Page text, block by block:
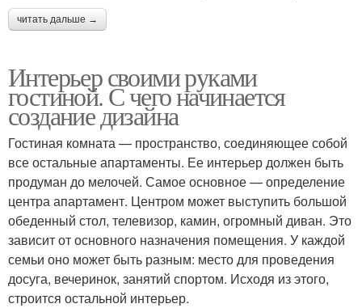
читать дальше →
Интерьер своими руками
гостиной. С чего начинается
создание дизайна
Гостиная комната — пространство, соединяющее собой
все остальные апартаменты. Ее интерьер должен быть
продуман до мелочей. Самое основное — определение
центра апартамент. Центром может выступить большой
обеденный стол, телевизор, камин, огромный диван. Это
зависит от основного назначения помещения. У каждой
семьи оно может быть разным: место для проведения
досуга, вечеринок, занятий спортом. Исходя из этого,
строится остальной интерьер.